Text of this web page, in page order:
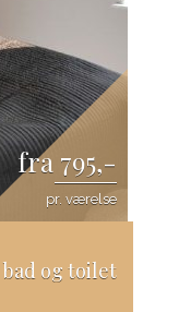
fra 795,-
pr. værelse
og toilet